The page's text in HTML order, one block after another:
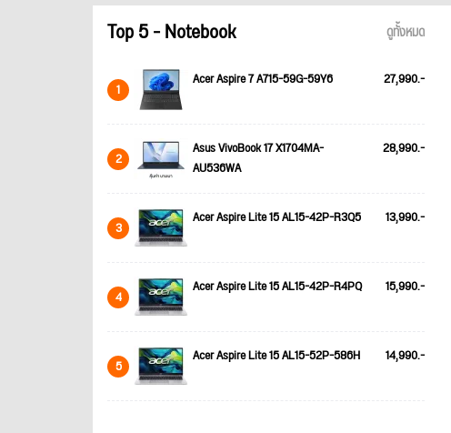
Top 5 - Notebook ดูทั้งหมด
1 Acer Aspire 7 A715-59G-59Y6 27,990.-
2
Asus VivoBook 17 X1704MA-
AU536WA
28,990.-
3 Acer Aspire Lite 15 AL15-42P-R3Q5 13,990.-
4 Acer Aspire Lite 15 AL15-42P-R4PQ 15,990.-
5 Acer Aspire Lite 15 AL15-52P-586H 14,990.-